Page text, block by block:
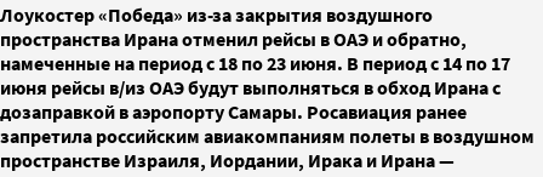
Лоукостер «Победа» из-за закрытия воздушного
пространства Ирана отменил рейсы в ОАЭ и обратно,
намеченные на период с 18 по 23 июня. В период с 14 по 17
июня рейсы в/из ОАЭ будут выполняться в обход Ирана с
дозаправкой в аэропорту Самары. Росавиация ранее
запретила российским авиакомпаниям полеты в воздушном
пространстве Израиля, Иордании, Ирака и Ирана —